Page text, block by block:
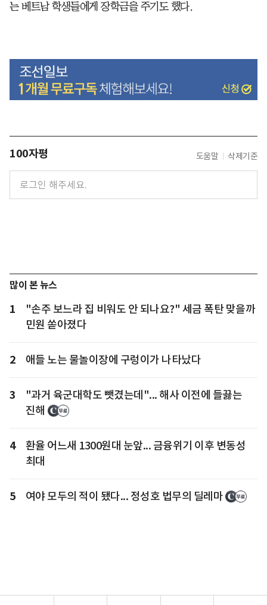
는 베트남 학생들에게 장학금을 주기도 했다.
100자평 도움말 삭제기준
많이 본 뉴스
1
"손주 보느라 집 비워도 안 되나요?" 세금 폭탄 맞을까
민원 쏟아졌다
2 애들 노는 물놀이장에 구렁이가 나타났다
3
"과거 육군대학도 뺏겼는데"... 해사 이전에 들끓는
진해
4
환율 어느새 1300원대 눈앞... 금융위기 이후 변동성
최대
5 여야 모두의 적이 됐다... 정성호 법무의 딜레마